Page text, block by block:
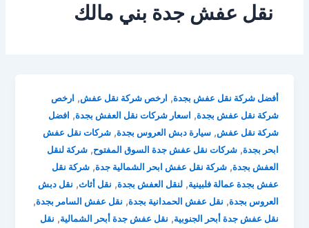
نقل عفش جدة بني مالك
أفضل شركة نقل عفش بجدة, ارخص شركة نقل عفش, ارخص
شركة نقل عفش بجدة, اسعار شركات نقل العفش بجدة, افضل
شركة نقل عفش,سيارة دبش العروس بجدة,شركات نقل عفش
ابحر بجدة,شركات نقل عفش جدة السوق المفتوح,شركة لنقل
العفش بجدة,شركة نقل عفش ابحر الشمالية جدة,شركة نقل
عفش بجدة عمالة فلبينية,لنقل العفش بجدة, نقل أثاث, نقل دبش
العروس بجدة, نقل عفش الحمدانية بجدة, نقل عفش السامر بجدة,
نقل عفش جدة أبحر الجنوبية, نقل عفش جدة أبحر الشمالية, نقل